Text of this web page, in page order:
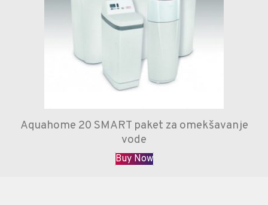
Aquahome 20 SMART paket za omekšavanje
vode
Buy Now